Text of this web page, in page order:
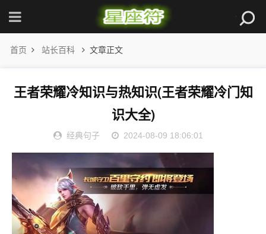
首页 站长百科 文章正文
王者荣耀冷知识与热知识(王者荣耀冷门知
识大全)
经典句子 2024-08-09 18:06:01